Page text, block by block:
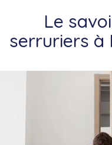
Le
serruriers à